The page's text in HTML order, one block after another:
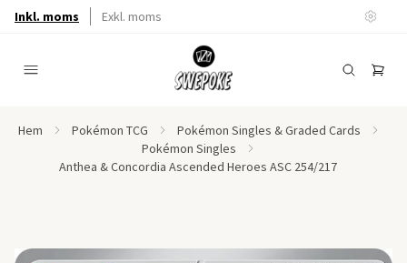
Inkl. moms Exkl. moms
Hem Pokémon TCG
Pokémon Singles & Graded Cards
Pokémon Singles
Anthea & Concordia Ascended Heroes ASC 254/217